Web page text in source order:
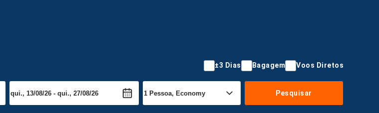
±3 Dias Bagagem Voos Diretos
Pesquisar